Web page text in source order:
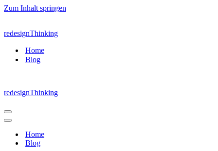
Zum Inhalt springen
redesignThinking
Home
Blog
redesignThinking
Navigations-
Menü
Navigations-
Home
Blog